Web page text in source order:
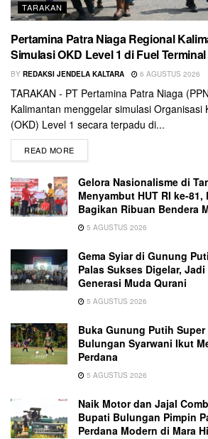
TARAKAN
Pertamina Patra Niaga Regional
Simulasi OKD Level 1 di Fuel
BY REDAKSI JENDELA KALTARA 6 AGUSTUS 2026
TARAKAN - PT Pertamina Patra Niaga
Kalimantan menggelar simulasi Organisasi
(OKD) Level 1 secara terpadu di...
READ MORE
Gelora Nasionalisme di
Menyambut HUT RI ke-
Bagikan Ribuan Bendera
5 AGUSTUS 2026
Gema Syiar di Gunung
Palas Sukses Digelar,
Generasi Muda Qurani
5 AGUSTUS 2026
Buka Gunung Putih
Bulungan Syarwani Ikut
Perdana
5 AGUSTUS 2026
Naik Motor dan Jajal
Bupati Bulungan Pimpin
Perdana Modern di Mara